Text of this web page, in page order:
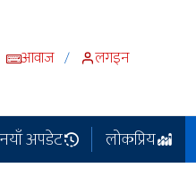
आवाज / लगइन
नयाँ अपडेट लोकप्रिय